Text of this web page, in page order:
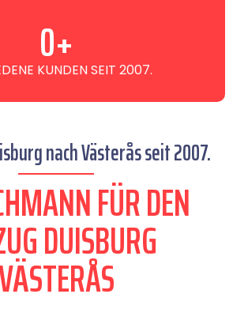
KUNDEN SEIT 2007.
0+
nach Västerås seit 2007.
FÜR DEN
DUISBURG